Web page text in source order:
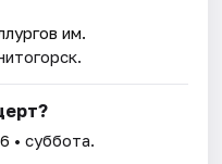
им.
• суббота.